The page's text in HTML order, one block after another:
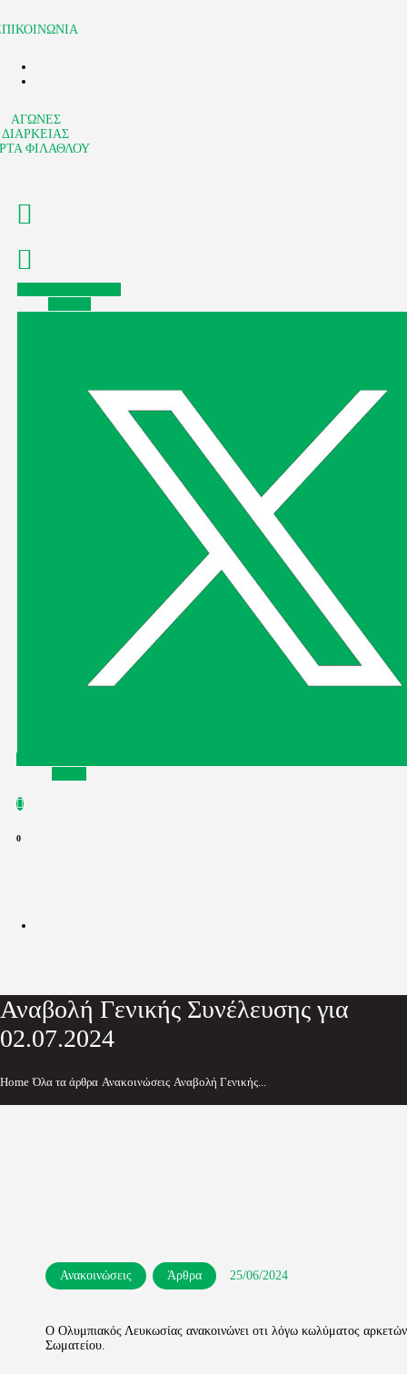
ΑΓΩΝΕΣ
ΔΙΑΡΚΕΙΑΣ
ΦΙΛΑΘΛΟΥ
0
Αναβολή Γενικής Συνέλευσης για
02.07.2024
Home Όλα τα άρθρα Ανακοινώσεις Αναβολή Γενικής...
Ανακοινώσεις Άρθρα 25/06/2024
Ο Ολυμπιακός Λευκωσίας ανακοινώνει οτι λόγω κωλύματος
Σωματείου.